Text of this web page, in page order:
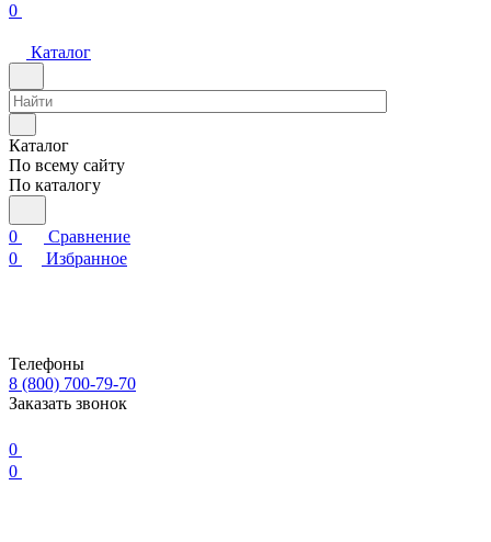
0
Каталог
Каталог
По всему сайту
По каталогу
0
Сравнение
0
Избранное
Телефоны
8 (800) 700-79-70
Заказать звонок
0
0